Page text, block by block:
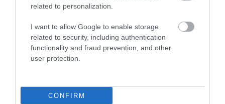
related to personalization.
I want to allow Google to enable storage
related to security, including authentication
functionality and fraud prevention, and other
user protection.
CONFIRM